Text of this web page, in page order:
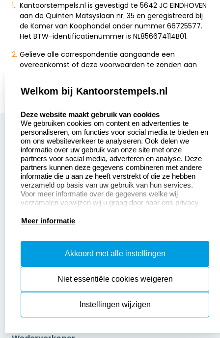
Kantoorstempels.nl is gevestigd te 5642 JC EINDHOVEN
aan de Quinten Matsyslaan nr. 35 en geregistreerd bij
de Kamer van Koophandel onder nummer 66725577.
Het BTW-identificatienummer is NL856674114B01.
Gelieve alle correspondentie aangaande een
overeenkomst of deze voorwaarden te zenden aan
Kantoorstempels.nl
Quinten Matsyslaan
35
5642 JC Eindhoven
Nederland
2377 beoordelingen
Over
Kantoorstempels.nl
Over ons
Bedrijfsgegevens
Extra informatie
Onze vacatures
Zakelijk:
Aanvraag op maat
Verzending
Contact opnemen
Veel gestelde vragen
Welkom bij Kantoorstempels.nl
Deze website maakt gebruik van cookies
We gebruiken cookies om content en advertenties te
personaliseren, om functies voor social media te bieden en
om ons websiteverkeer te analyseren. Ook delen we
informatie over uw gebruik van onze site met onze
partners voor social media, adverteren en analyse. Deze
partners kunnen deze gegevens combineren met andere
informatie die u aan ze heeft verstrekt of die ze hebben
verzameld op basis van uw gebruik van hun services.
Voor meer informatie over de gegevens welke wij
verzamelen verwijzen wij u graag door naar ons privacy
Meer informatie
Akkoord met alle instellingen
Niet essentiële cookies weigeren
Instellingen wijzigen